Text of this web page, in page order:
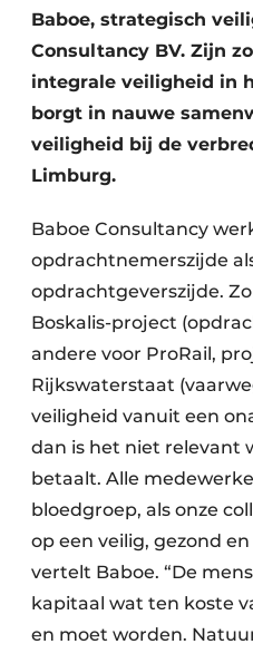
Sloop & Recycling
Bouwtransport
Machines & Materieel
Baboe, strategisch
Consultancy BV. Zijn
integrale veiligheid in
borgt in nauwe
veiligheid bij de
Limburg.
Baboe Consultancy
opdrachtnemerszijde
opdrachtgeverszijde.
Boskalis-project
andere voor ProRail,
Rijkswaterstaat
veiligheid vanuit een
dan is het niet relevant
betaalt. Alle
bloedgroep, als onze
op een veilig, gezond
vertelt Baboe. “De
kapitaal wat ten koste
en moet worden.